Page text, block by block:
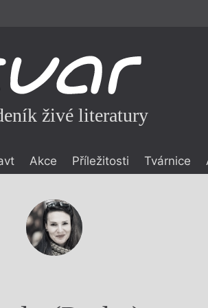
živé literatury
Akce Příležitosti Tvárnice